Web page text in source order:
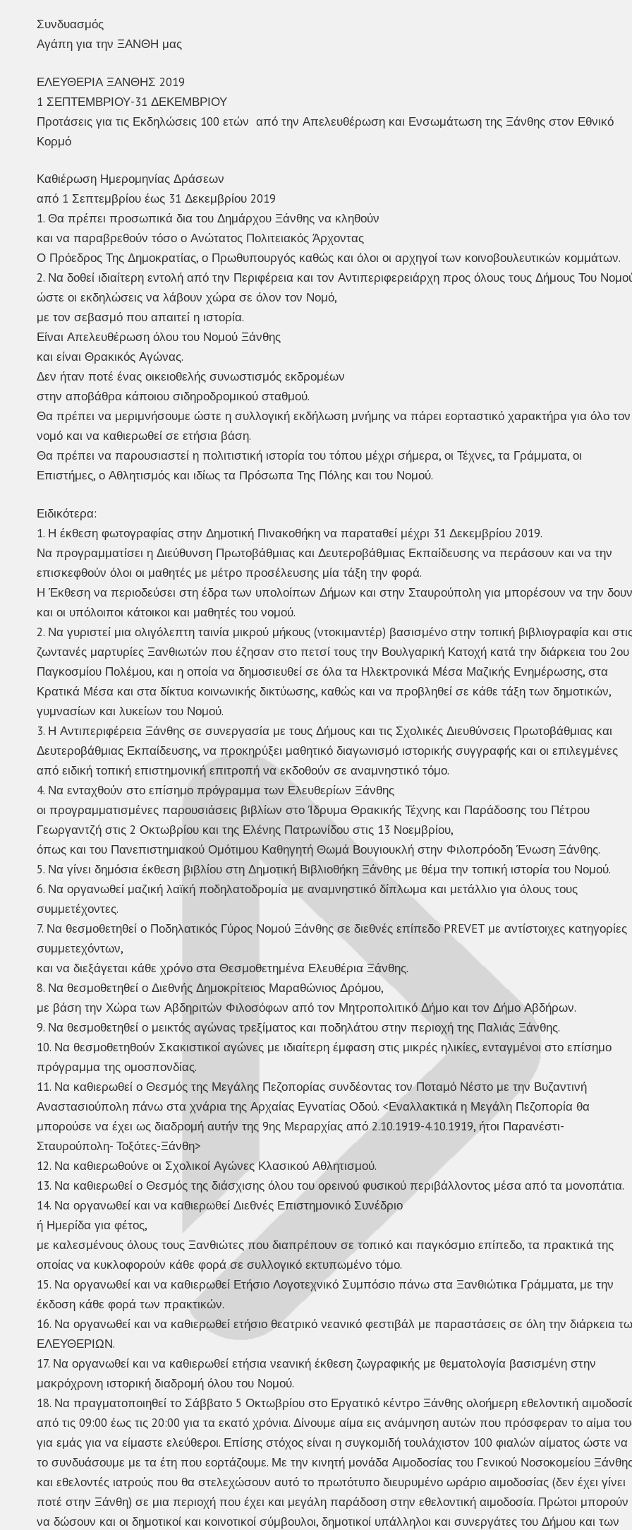
Συνδυασμός
Αγάπη για την ΞΑΝΘΗ μας
ΕΛΕΥΘΕΡΙΑ ΞΑΝΘΗΣ 2019
1 ΣΕΠΤΕΜΒΡΙΟΥ-31 ΔΕΚΕΜΒΡΙΟΥ
Προτάσεις για τις Εκδηλώσεις 100 ετών από την Απελευθέρωση και Ενσωμάτωση της Ξάνθης στον Εθνικό
Κορμό
Καθιέρωση Ημερομηνίας Δράσεων
από 1 Σεπτεμβρίου έως 31 Δεκεμβρίου 2019
1. Θα πρέπει προσωπικά δια του Δημάρχου Ξάνθης να κληθούν
και να παραβρεθούν τόσο ο Ανώτατος Πολιτειακός Άρχοντας
Ο Πρόεδρος Της Δημοκρατίας, ο Πρωθυπουργός καθώς και όλοι οι αρχηγοί των κοινοβουλευτικών κομμάτων.
2. Να δοθεί ιδιαίτερη εντολή από την Περιφέρεια και τον Αντιπεριφερειάρχη προς όλους τους Δήμους Του
ώστε οι εκδηλώσεις να λάβουν χώρα σε όλον τον Νομό,
με τον σεβασμό που απαιτεί η ιστορία.
Είναι Απελευθέρωση όλου του Νομού Ξάνθης
και είναι Θρακικός Αγώνας.
Δεν ήταν ποτέ ένας οικειοθελής συνωστισμός εκδρομέων
στην αποβάθρα κάποιου σιδηροδρομικού σταθμού.
Θα πρέπει να μεριμνήσουμε ώστε η συλλογική εκδήλωση μνήμης να πάρει εορταστικό χαρακτήρα για όλο τον
νομό και να καθιερωθεί σε ετήσια βάση.
Θα πρέπει να παρουσιαστεί η πολιτιστική ιστορία του τόπου μέχρι σήμερα, οι Τέχνες, τα Γράμματα, οι
Επιστήμες, ο Αθλητισμός και ιδίως τα Πρόσωπα Της Πόλης και του Νομού.
Ειδικότερα:
1. Η έκθεση φωτογραφίας στην Δημοτική Πινακοθήκη να παραταθεί μέχρι 31 Δεκεμβρίου 2019.
Να προγραμματίσει η Διεύθυνση Πρωτοβάθμιας και Δευτεροβάθμιας Εκπαίδευσης να περάσουν και να την
επισκεφθούν όλοι οι μαθητές με μέτρο προσέλευσης μία τάξη την φορά.
Η Έκθεση να περιοδεύσει στη έδρα των υπολοίπων Δήμων και στην Σταυρούπολη για μπορέσουν να την δουν
και οι υπόλοιποι κάτοικοι και μαθητές του νομού.
2. Να γυριστεί μια ολιγόλεπτη ταινία μικρού μήκους (ντοκιμαντέρ) βασισμένο στην τοπική βιβλιογραφία και
ζωντανές μαρτυρίες Ξανθιωτών που έζησαν στο πετσί τους την Βουλγαρική Κατοχή κατά την διάρκεια του 2ου
Παγκοσμίου Πολέμου, και η οποία να δημοσιευθεί σε όλα τα Ηλεκτρονικά Μέσα Μαζικής Ενημέρωσης, στα
Κρατικά Μέσα και στα δίκτυα κοινωνικής δικτύωσης, καθώς και να προβληθεί σε κάθε τάξη των δημοτικών,
γυμνασίων και λυκείων του Νομού.
3. Η Αντιπεριφέρεια Ξάνθης σε συνεργασία με τους Δήμους και τις Σχολικές Διευθύνσεις Πρωτοβάθμιας και
Δευτεροβάθμιας Εκπαίδευσης, να προκηρύξει μαθητικό διαγωνισμό ιστορικής συγγραφής και οι επιλεγμένες
από ειδική τοπική επιστημονική επιτροπή να εκδοθούν σε αναμνηστικό τόμο.
4. Να ενταχθούν στο επίσημο πρόγραμμα των Ελευθερίων Ξάνθης
οι προγραμματισμένες παρουσιάσεις βιβλίων στο Ίδρυμα Θρακικής Τέχνης και Παράδοσης του Πέτρου
Γεωργαντζή στις 2 Οκτωβρίου και της Ελένης Πατρωνίδου στις 13 Νοεμβρίου,
όπως και του Πανεπιστημιακού Ομότιμου Καθηγητή Θωμά Βουγιουκλή στην Φιλοπρόοδη Ένωση Ξάνθης.
5. Να γίνει δημόσια έκθεση βιβλίου στη Δημοτική Βιβλιοθήκη Ξάνθης με θέμα την τοπική ιστορία του Νομού.
6. Να οργανωθεί μαζική λαϊκή ποδηλατοδρομία με αναμνηστικό δίπλωμα και μετάλλιο για όλους τους
συμμετέχοντες.
7. Να θεσμοθετηθεί ο Ποδηλατικός Γύρος Νομού Ξάνθης σε διεθνές επίπεδο PREVET με αντίστοιχες κατηγορίες
συμμετεχόντων,
και να διεξάγεται κάθε χρόνο στα Θεσμοθετημένα Ελευθέρια Ξάνθης.
8. Να θεσμοθετηθεί ο Διεθνής Δημοκρίτειος Μαραθώνιος Δρόμου,
με βάση την Χώρα των Αβδηριτών Φιλοσόφων από τον Μητροπολιτικό Δήμο και τον Δήμο Αβδήρων.
9. Να θεσμοθετηθεί ο μεικτός αγώνας τρεξίματος και ποδηλάτου στην περιοχή της Παλιάς Ξάνθης.
10. Να θεσμοθετηθούν Σκακιστικοί αγώνες με ιδιαίτερη έμφαση στις μικρές ηλικίες, ενταγμένοι στο επίσημο
πρόγραμμα της ομοσπονδίας.
11. Να καθιερωθεί ο Θεσμός της Μεγάλης Πεζοπορίας συνδέοντας τον Ποταμό Νέστο με την Βυζαντινή
Αναστασιούπολη πάνω στα χνάρια της Αρχαίας Εγνατίας Οδού. <Εναλλακτικά η Μεγάλη Πεζοπορία θα
μπορούσε να έχει ως διαδρομή αυτήν της 9ης Μεραρχίας από 2.10.1919-4.10.1919, ήτοι Παρανέστι-
Σταυρούπολη- Τοξότες-Ξάνθη>
12. Να καθιερωθούνε οι Σχολικοί Αγώνες Κλασικού Αθλητισμού.
13. Να καθιερωθεί ο Θεσμός της διάσχισης όλου του ορεινού φυσικού περιβάλλοντος μέσα από τα μονοπάτια.
14. Να οργανωθεί και να καθιερωθεί Διεθνές Επιστημονικό Συνέδριο
ή Ημερίδα για φέτος,
με καλεσμένους όλους τους Ξανθιώτες που διαπρέπουν σε τοπικό και παγκόσμιο επίπεδο, τα πρακτικά της
οποίας να κυκλοφορούν κάθε φορά σε συλλογικό εκτυπωμένο τόμο.
15. Να οργανωθεί και να καθιερωθεί Ετήσιο Λογοτεχνικό Συμπόσιο πάνω στα Ξανθιώτικα Γράμματα, με την
έκδοση κάθε φορά των πρακτικών.
16. Να οργανωθεί και να καθιερωθεί ετήσιο θεατρικό νεανικό φεστιβάλ με παραστάσεις σε όλη την διάρκεια
ΕΛΕΥΘΕΡΙΩΝ.
17. Να οργανωθεί και να καθιερωθεί ετήσια νεανική έκθεση ζωγραφικής με θεματολογία βασισμένη στην
μακρόχρονη ιστορική διαδρομή όλου του Νομού.
18. Να πραγματοποιηθεί το Σάββατο 5 Οκτωβρίου στο Εργατικό κέντρο Ξάνθης ολοήμερη εθελοντική
από τις 09:00 έως τις 20:00 για τα εκατό χρόνια. Δίνουμε αίμα εις ανάμνηση αυτών που πρόσφεραν το αίμα
για εμάς για να είμαστε ελεύθεροι. Επίσης στόχος είναι η συγκομιδή τουλάχιστον 100 φιαλών αίματος ώστε να
το συνδυάσουμε με τα έτη που εορτάζουμε. Με την κινητή μονάδα Αιμοδοσίας του Γενικού Νοσοκομείου
και εθελοντές ιατρούς που θα στελεχώσουν αυτό το πρωτότυπο διευρυμένο ωράριο αιμοδοσίας (δεν έχει γίνει
ποτέ στην Ξάνθη) σε μια περιοχή που έχει και μεγάλη παράδοση στην εθελοντική αιμοδοσία. Πρώτοι μπορούν
να δώσουν και οι δημοτικοί και κοινοτικοί σύμβουλοι, δημοτικοί υπάλληλοι και συνεργάτες του Δήμου και των